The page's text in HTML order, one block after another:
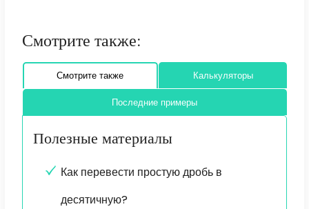
Смотрите также:
Смотрите также Калькуляторы
Последние примеры
Полезные материалы
Как перевести простую дробь в
десятичную?